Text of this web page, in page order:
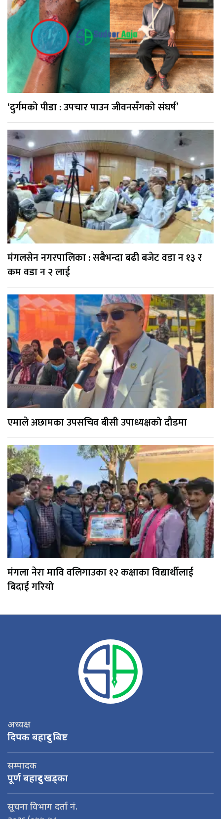
‘दुर्गमको पीडा : उपचार पाउन जीवनसँगको संघर्ष’
मंगलसेन नगरपालिका : सबैभन्दा बढी बजेट वडा न १३ र
कम वडा न २ लाई
एमाले अछामका उपसचिव बीसी उपाध्यक्षको दौडमा
मंगला नेरा मावि वलिगाउका १२ कक्षाका विद्यार्थीलाई
बिदाई गरियो
अध्यक्ष
दिपक बहादुर बिष्ट
सम्पादक
पूर्ण बहादुर खड्का
सूचना विभाग दर्ता नं.